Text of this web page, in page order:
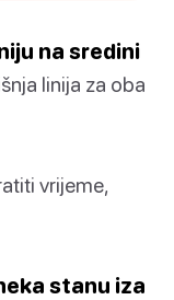
na sredini
linija za oba
vrijeme,
stanu iza